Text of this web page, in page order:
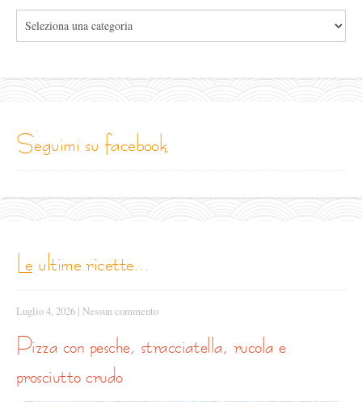
seguimi su facebook
le ultime ricette...
Luglio 4, 2026 | Nessun commento
pizza con pesche, stracciatella, rucola e
prosciutto crudo